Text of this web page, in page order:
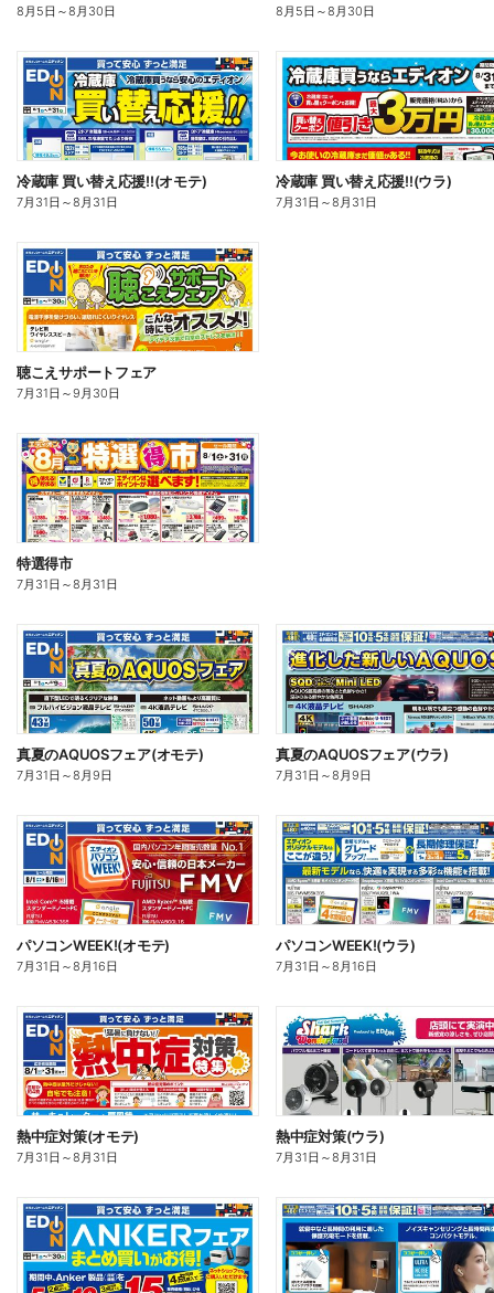
8月5日 ～8月30日 8月5日 ～8月30日
冷蔵庫 買い替え応援!!(オモテ)
7月31日 ～8月31日
冷蔵庫 買い替え応援!!(ウラ)
7月31日 ～8月31日
聴こえサポートフェア
7月31日 ～9月30日
特選得市
7月31日 ～8月31日
真夏のAQUOSフェア(オモテ)
7月31日 ～8月9日
真夏のAQUOSフェア(ウラ)
7月31日 ～8月9日
パソコンWEEK!(オモテ)
7月31日 ～8月16日
パソコンWEEK!(ウラ)
7月31日 ～8月16日
熱中症対策(オモテ)
7月31日 ～8月31日
熱中症対策(ウラ)
7月31日 ～8月31日